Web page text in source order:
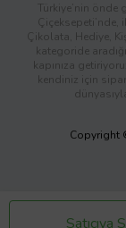
Satıcıya
Türkiye’nin
Çiçeksepeti’nde,
Çikolata, Hediye,
kategoride
kapınıza
kendiniz için
Copyright